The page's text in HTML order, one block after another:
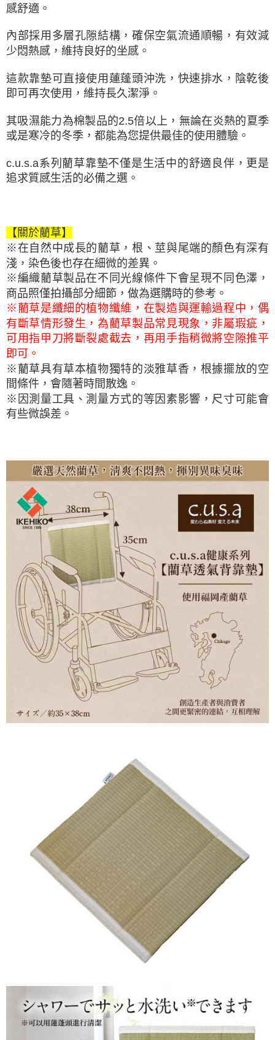
感舒適。
內部採用多層孔隙結構，確保空氣流通順暢，有效減
少悶熱感，維持良好的坐感。
這款靠墊可直接使用蓮蓬頭沖洗，快速排水，陰乾後
即可再次使用，維持長久潔淨。
其吸濕能力為棉製品的2.5倍以上，無論在炎熱的夏季
或是寒冷的冬季，都能為您提供最佳的使用體驗。
c.u.s.a系列藺草靠墊不僅是生活中的舒適良伴，更是
追求質感生活的必備之選。
【關於藺草】
※在自然中成長的藺草，根、莖與尾端的顏色有深有
淺，染色後也存在細微的差異。
※編織藺草製品在不同光線條件下會呈現不同色澤，
商品照僅拍攝部分細節，做為選購時的參考。
※藺草是纖細的植物纖維，在製造與運輸過程中，偶
有斷草情形發生，為藺草製品常見現象，非屬瑕疵，
可用指甲刀將斷裂處截去，再用手指稍微將空隙推平
即可。
※藺草具有草本植物獨特的淡雅草香，根據擺放的空
間條件，會隨著時間散逸。
※因測量工具、測量方式的等因素影響，尺寸可能會
有些微誤差。